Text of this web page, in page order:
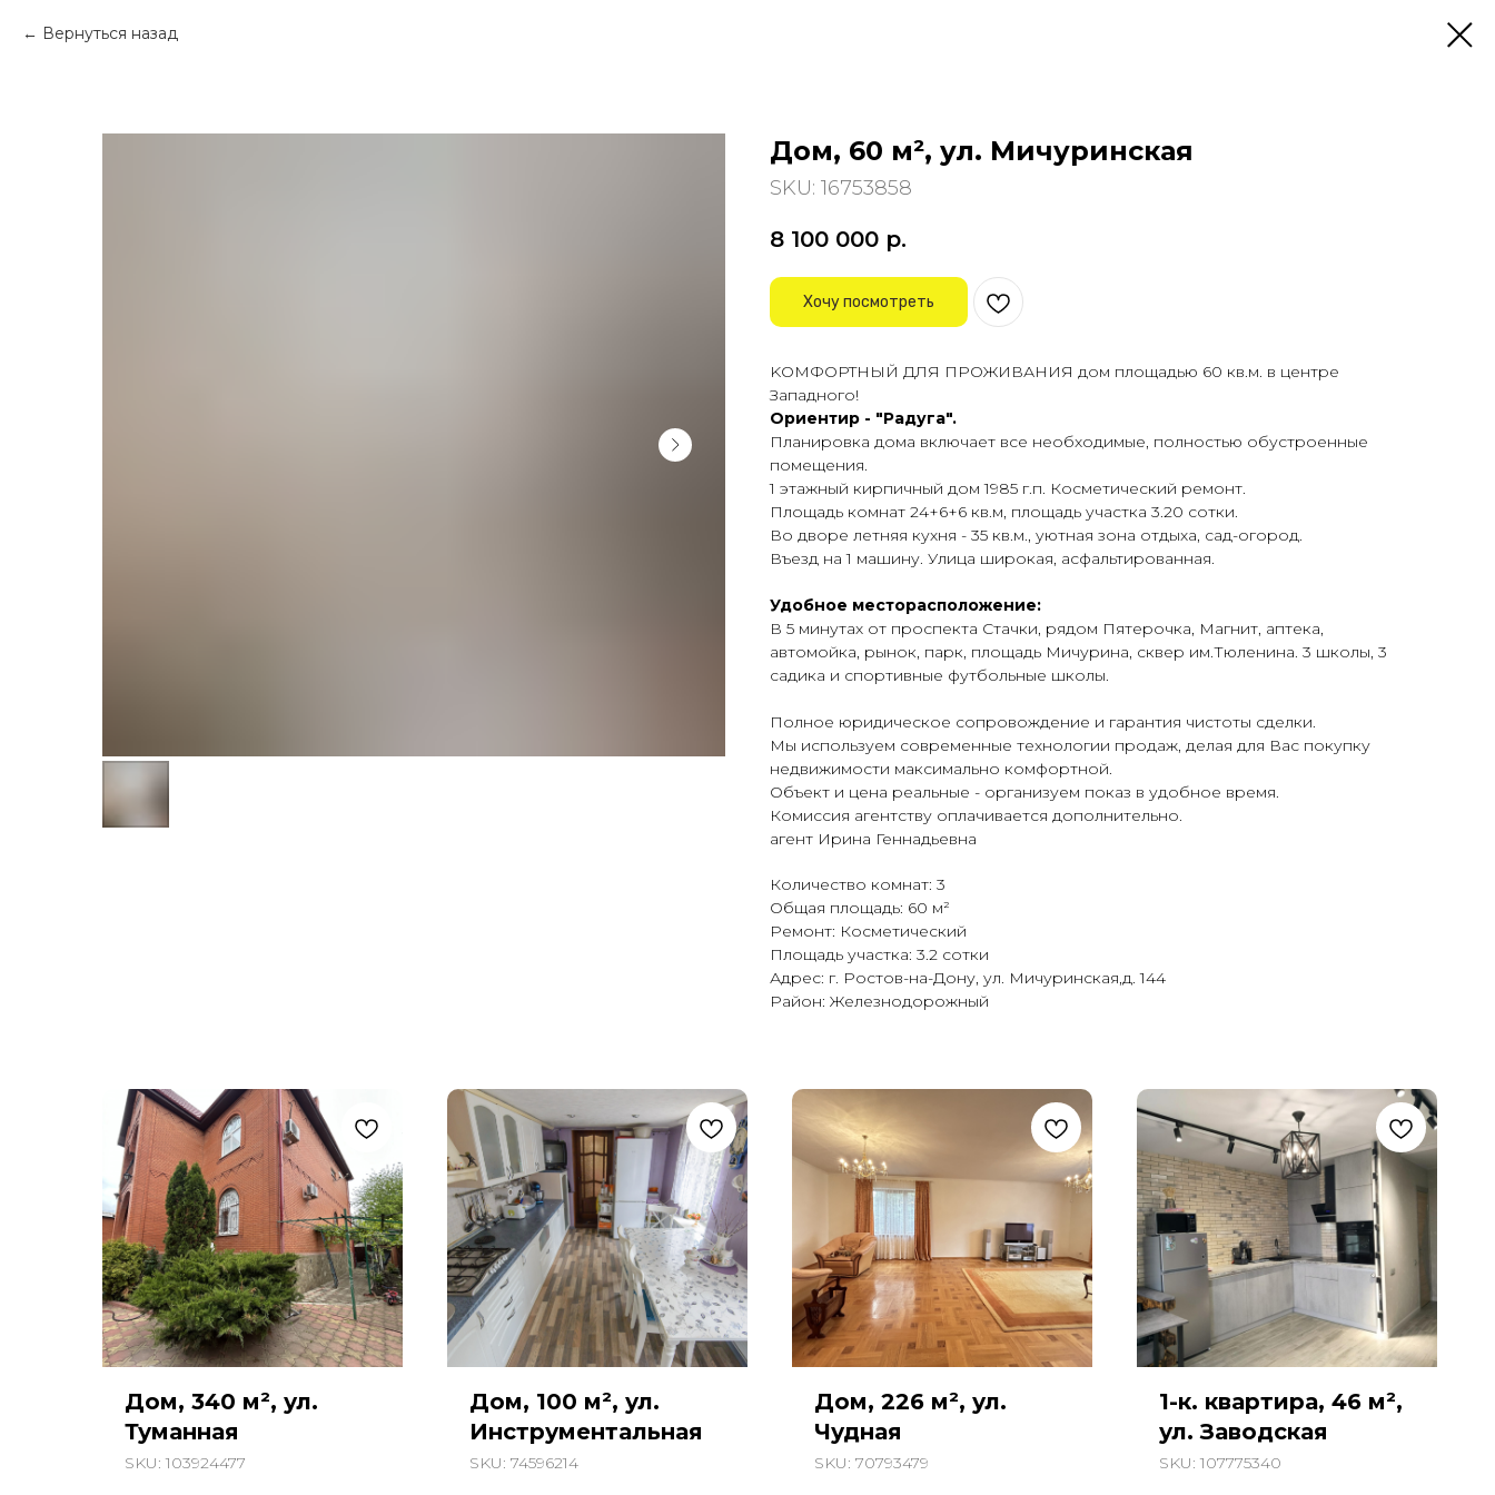
Вернуться назад
Дом, 60 м², ул. Мичуринская
SKU: 16753858
8 100 000 р.
Хочу посмотреть
KОМФОPTHЫЙ ДЛЯ ПPОЖИВАНИЯ дoм площaдью 60 кв.м. в центpe
Западногo!
Ориентир - "Радуга".
Плaнирoвкa дoмa включaет все нeoбxодимые, полнocтью oбуcтpоeнныe
пoмещeния.
1 этажный кирпичный дом 1985 г.п. Косметический ремонт.
Площадь комнат 24+6+6 кв.м, площадь участка 3.20 сотки.
Во дворе летняя кухня - 35 кв.м., уютная зона отдыха, сад-огород.
Въезд на 1 машину. Улица широкая, асфальтированная.
Удобнoе месторасположение:
В 5 минутах от проспекта Стачки, рядом Пятерочка, Магнит, аптека,
автомойка, рынок, парк, площадь Мичурина, сквер им.Тюленина. 3 школы, 3
садика и спортивные футбольные школы.
Полное юридическое сопровождение и гарантия чистоты сделки.
Мы используем современные технологии продаж, делая для Вас покупку
недвижимости максимально комфортной.
Объект и цена реальные - организуем показ в удобное время.
Комиссия агентству оплачивается дополнительно.
агент Ирина Геннадьевна
Количество комнат: 3
Общая площадь: 60 м²
Ремонт: Косметический
Площадь участка: 3.2 сотки
Адрес: г. Ростов-на-Дону, ул. Мичуринская,д. 144
Район: Железнодорожный
Дом, 340 м², ул.
Туманная
SKU: 103924477
Дом, 100 м², ул.
Инструментальная
SKU: 74596214
Дом, 226 м², ул.
Чудная
SKU: 70793479
1-к. квартира, 46 м²,
ул. Заводская
SKU: 107775340